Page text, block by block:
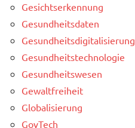
Gesichtserkennung
Gesundheitsdaten
Gesundheitsdigitalisierung
Gesundheitstechnologie
Gesundheitswesen
Gewaltfreiheit
Globalisierung
GovTech